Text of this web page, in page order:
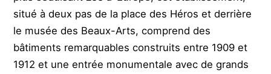
situé à deux pas de la place des Héros et derrière
le musée des Beaux-Arts, comprend des
bâtiments remarquables construits entre 1909 et
1912 et une entrée monumentale avec de grands